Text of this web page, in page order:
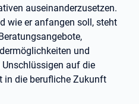
auseinanderzusetzen.
wie er anfangen soll, steht
und
auf die
in die berufliche Zukunft